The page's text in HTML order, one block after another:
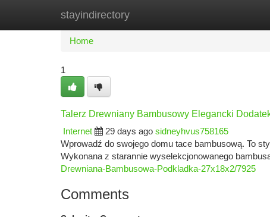
stayindirectory
Home New Site Listings
Home
1
Talerz Drewniany Bambusowy Elegancki
Internet
29 days ago sidneyhvus758165
Wprowadź do swojego domu tace bambusową. To
Wykonana z starannie wyselekcjonowanego
Drewniana-Bambusowa-Podkladka-27x18x2/7925
Comments